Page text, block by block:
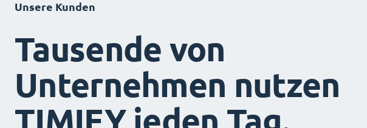
Unsere Kunden
Tausende von
Unternehmen nutzen